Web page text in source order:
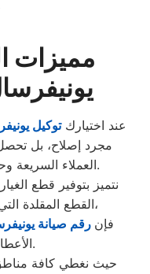
مميزات
عند اختياركتوكيل
مجرد إصلاح، بل
العملاء السريعة وحتى تسليم الجهاز يعمل كأنه جديد.
نتميز بتوفير قطع
القطع المقلدة التي تتلف الموتور. بالإضافة إلى ذلك،
فإن رقم صيانة
الأعطال على مدار الساعة.
حيث نغطي كافة